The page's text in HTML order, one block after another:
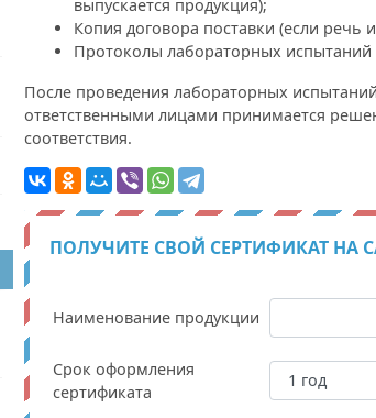
выпускается продукция);
Копия договора поставки (если речь
Протоколы лабораторных испытаний
После проведения лабораторных
ответственными лицами принимается
соответствия.
ПОЛУЧИТЕ СВОЙ СЕРТИФИКАТ
Наименование продукции
Срок оформления
сертификата